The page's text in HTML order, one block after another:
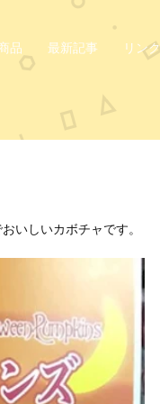
品 最新記事 リンク
いしいカボチャです。